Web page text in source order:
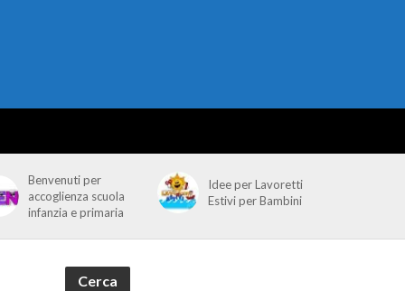
Benvenuti per
accoglienza scuola
infanzia e primaria
Idee per Lavoretti
Estivi per Bambini
Cerca